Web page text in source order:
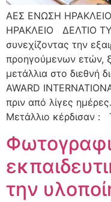
ΑΕΣ ΕΝΩΣΗ
ΗΡΑΚΛΕΙΟ ΔΕΛΤΙΟ
συνεχίζοντας την
προηγούμενων ετών,
μετάλλια στο διεθνή
AWARD
πριν από λίγες
Μετάλλιο κέρδισαν :
την